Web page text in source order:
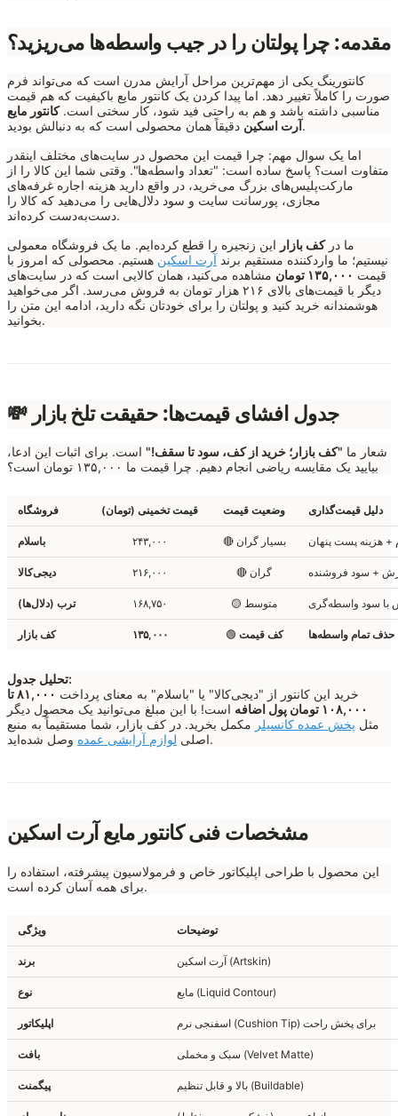
مقدمه: چرا پولتان را در جیب واسطه‌ها می‌ریزید؟
کانتورینگ یکی از مهم‌ترین مراحل آرایش مدرن است که می‌تواند فرم
صورت را کاملاً تغییر دهد. اما پیدا کردن یک کانتور مایع باکیفیت که هم قیمت
مناسبی داشته باشد و هم به راحتی فید شود، کار سختی است. کانتور مایع
آرت اسکیندقیقاً همان محصولی است که به دنبالش بودید.
اما یک سوال مهم: چرا قیمت این محصول در سایت‌های مختلف اینقدر
متفاوت است؟ پاسخ ساده است: "تعداد واسطه‌ها". وقتی شما این کالا را از
مارکت‌پلیس‌های بزرگ می‌خرید، در واقع دارید هزینه اجاره غرفه‌های
مجازی، پورسانت سایت و سود دلال‌هایی را می‌دهید که کالا را
دست‌به‌دست کرده‌اند.
ما در کف بازار این زنجیره را قطع کرده‌ایم. ما یک فروشگاه معمولی
نیستیم؛ ما واردکننده مستقیم برند آرت اسکین هستیم. محصولی که امروز با
قیمت ۱۳۵,۰۰۰ تومان
مشاهده می‌کنید، همان کالایی است که در سایت‌های
دیگر با قیمت‌های بالای ۲۱۶ هزار تومان به فروش می‌رسد. اگر می‌خواهید
هوشمندانه خرید کنید و پولتان را برای خودتان نگه دارید، ادامه این متن را
بخوانید.
💸 جدول افشای قیمت‌ها: حقیقت تلخ بازار
شعار ما "کف بازار؛ خرید از کف، سود تا سقف!" است. برای اثبات این ادعا،
بیایید یک مقایسه ریاضی انجام دهیم. چرا قیمت ما ۱۳۵,۰۰۰ تومان است؟
فروشگاه قیمت تخمینی (تومان) وضعیت قیمت دلیل قیمت‌گذاری
باسلام ۲۴۳,۰۰۰ 🔴 بسیار گران + هزینه پست پنهان
دیجی‌کالا ۲۱۶,۰۰۰ 🔴 گران + سود فروشنده
ترب (دلال‌ها) ۱۶۸,۷۵۰ 🟡 متوسط با سود واسطه‌گری
کف بازار ۱۳۵,۰۰۰ 🟢 کف قیمت حذف تمام واسطه‌ها
تحلیل جدول:
خرید این کانتور از "دیجی‌کالا" یا "باسلام" به معنای پرداخت
۸۱,۰۰۰ تا
۱۰۸,۰۰۰ تومان پول اضافه
است! با این مبلغ می‌توانید یک محصول دیگر
مثل پخش عمده کانسیلر مکمل بخرید. در کف بازار، شما مستقیماً به منبع
اصلی لوازم آرایشی عمده وصل شده‌اید.
مشخصات فنی کانتور مایع آرت اسکین
این محصول با طراحی اپلیکاتور خاص و فرمولاسیون پیشرفته، استفاده را
برای همه آسان کرده است.
ویژگی توضیحات
برند آرت اسکین (Artskin)
نوع مایع (Liquid Contour)
اپلیکاتور اسفنجی نرم (Cushion Tip) برای پخش راحت
بافت سبک و مخملی (Velvet Matte)
پیگمنت بالا و قابل تنظیم (Buildable)